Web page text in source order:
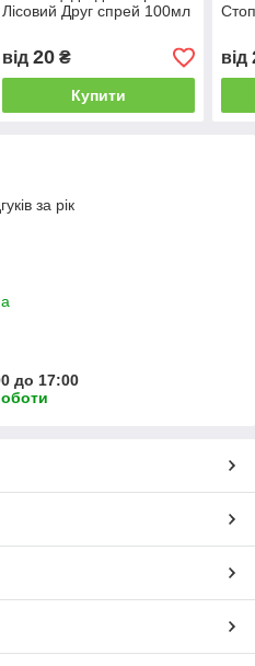
Лісовий Друг спрей 100мл
від 20₴
Купити
від
за рік
до 17:00